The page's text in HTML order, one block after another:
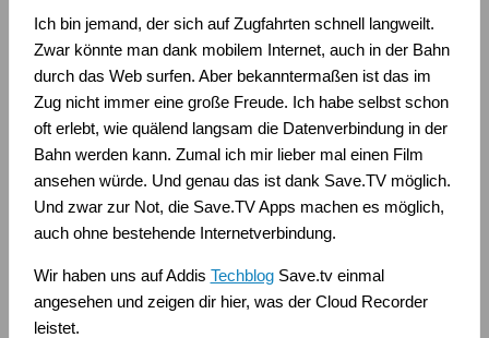
Ich bin jemand, der sich auf Zugfahrten schnell langweilt.
Zwar könnte man dank mobilem Internet, auch in der Bahn
durch das Web surfen. Aber bekanntermaßen ist das im
Zug nicht immer eine große Freude. Ich habe selbst schon
oft erlebt, wie quälend langsam die Datenverbindung in der
Bahn werden kann. Zumal ich mir lieber mal einen Film
ansehen würde. Und genau das ist dank Save.TV möglich.
Und zwar zur Not, die Save.TV Apps machen es möglich,
auch ohne bestehende Internetverbindung.
Wir haben uns auf Addis TechblogSave.tv einmal
angesehen und zeigen dir hier, was der Cloud Recorder
leistet.